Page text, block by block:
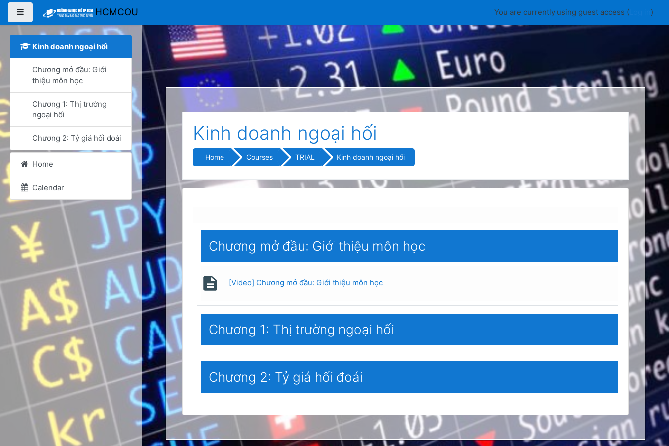
Side panel HCMCOU You are currently using guest access ( )
Kinh doanh ngoại hối
Home Courses TRIAL Kinh doanh ngoại hối
Chương mở đầu: Giới thiệu môn học
[Video] Chương mở đầu: Giới thiệu môn học
Page
Chương 1: Thị trường ngoại hối
Chương 2: Tỷ giá hối đoái
Kinh doanh ngoại hối
Chương mở đầu: Giới
thiệu môn học
Chương 1: Thị trường
ngoại hối
Chương 2: Tỷ giá hối đoái
Home
Calendar